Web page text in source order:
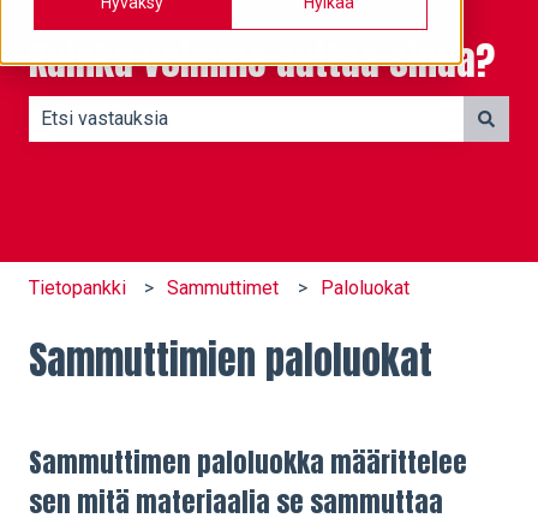
Kuinka voimme auttaa sinua?
Tietopankki Sammuttimet Paloluokat
Sammuttimien paloluokat
Sammuttimen paloluokka määrittelee
sen mitä materiaalia se sammuttaa